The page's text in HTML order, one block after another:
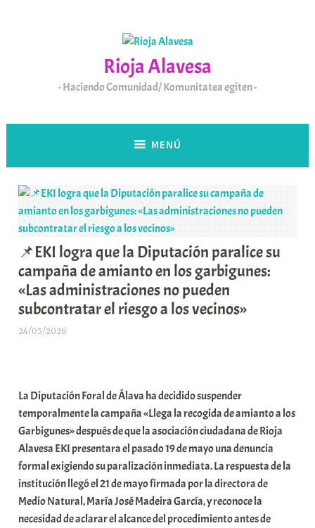
Rioja Alavesa
Haciendo Comunidad/ Komunitatea egiten
MENÚ
📌EKI logra que la Diputación paralice su
campaña de amianto en los garbigunes:
«Las administraciones no pueden
subcontratar el riesgo a los vecinos»
24/05/2026
a
r
E
r
r
i
o
x
La Diputación Foral de Álava ha decidido suspender
temporalmente la campaña «Llega la recogida de amianto a los
Garbigunes» después de que la asociación ciudadana de Rioja
Alavesa EKI presentara el pasado 19 de mayo una denuncia
formal exigiendo su paralización inmediata. La respuesta de la
institución llegó el 21 de mayo firmada por la directora de
Medio Natural, María José Madeira García, y reconoce la
necesidad de aclarar el alcance del procedimiento antes de